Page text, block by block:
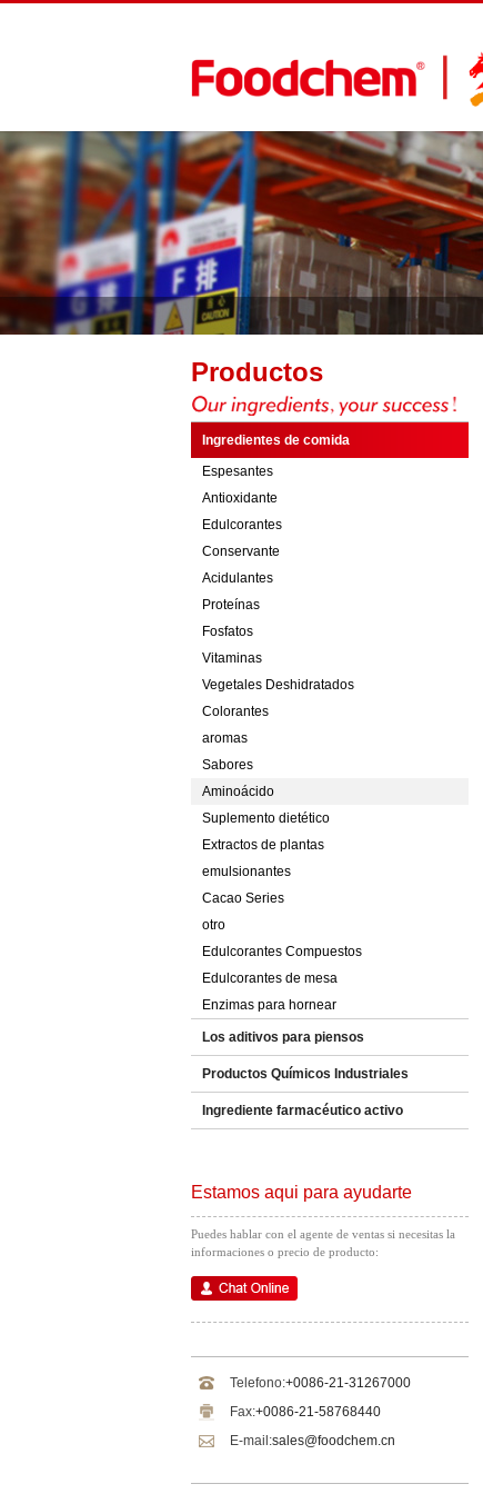
Productos
Ingredientes de comida
Espesantes
Antioxidante
Edulcorantes
Conservante
Acidulantes
Proteínas
Fosfatos
Vitaminas
Vegetales Deshidratados
Colorantes
aromas
Sabores
Aminoácido
Suplemento dietético
Extractos de plantas
emulsionantes
Cacao Series
otro
Edulcorantes Compuestos
Edulcorantes de mesa
Enzimas para hornear
Los aditivos para piensos
Productos Químicos Industriales
Ingrediente farmacéutico activo
Estamos aqui para ayudarte
Puedes hablar con el agente de ventas si necesitas la
informaciones o precio de producto:
Telefono:+0086-21-31267000
Fax:+0086-21-58768440
E-mail:sales@foodchem.cn